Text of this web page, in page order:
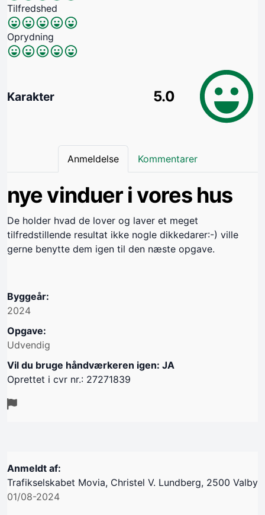
Tilfredshed
Oprydning
Karakter 5.0
Anmeldelse Kommentarer
nye vinduer i vores hus
De holder hvad de lover og laver et meget
tilfredstillende resultat ikke nogle dikkedarer:-) ville
gerne benytte dem igen til den næste opgave.
Byggeår:
2024
Opgave:
Udvendig
Vil du bruge håndværkeren igen: JA
Oprettet i cvr nr.: 27271839
Anmeldt af:
Trafikselskabet Movia, Christel V. Lundberg, 2500 Valby
01/08-2024